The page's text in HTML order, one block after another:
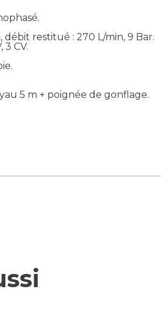
débit restitué : 270 L/min, 9 Bar.
CV.
5 m + poignée de gonflage.